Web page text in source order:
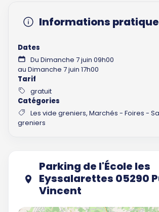
Informations
Dates
Du Dimanche 7 juin 09h00
au Dimanche 7 juin 17h00
Tarif
gratuit
Catégories
Les vide greniers, Marchés - Foires -
greniers
Parking de l'École les
Eyssalarettes 05290
Vincent